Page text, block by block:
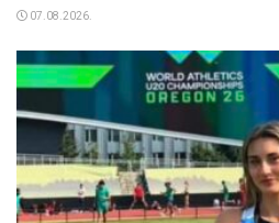
07.08.2026.